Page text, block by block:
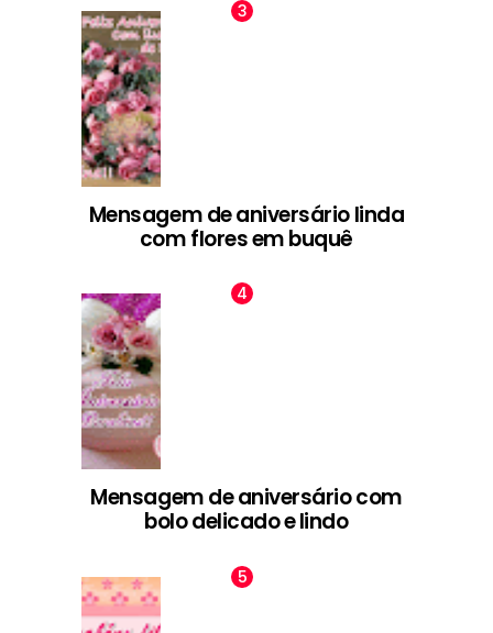
Mensagem de aniversário linda
com flores em buquê
Mensagem de aniversário com
bolo delicado e lindo